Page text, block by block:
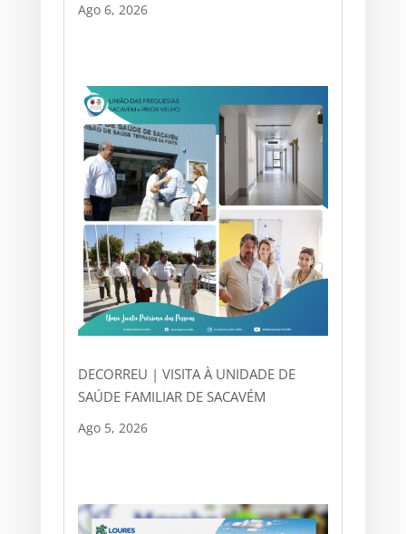
Ago 6, 2026
DECORREU | VISITA À UNIDADE DE
SAÚDE FAMILIAR DE SACAVÉM
Ago 5, 2026